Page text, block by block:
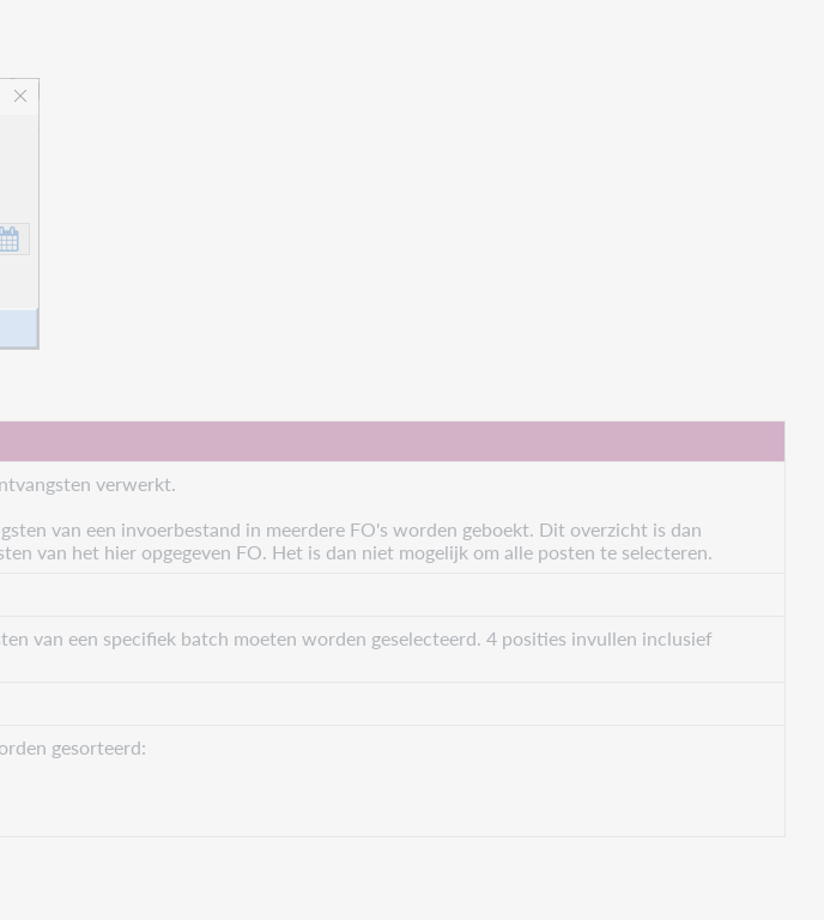
verwerkt.
van een invoerbestand in meerdere FO's worden geboekt. Dit overzicht is dan
van het hier opgegeven FO. Het is dan niet mogelijk om alle posten te selecteren.
van een specifiek batch moeten worden geselecteerd. 4 posities invullen inclusief
gesorteerd: